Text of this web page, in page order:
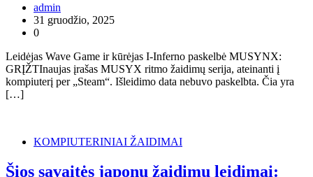
admin
31 gruodžio, 2025
0
Leidėjas Wave Game ir kūrėjas I-Inferno paskelbė MUSYNX:
GRĮŽTInaujas įrašas MUSYX ritmo žaidimų serija, ateinanti į
kompiuterį per „Steam“. Išleidimo data nebuvo paskelbta. Čia yra
[…]
KOMPIUTERINIAI ŽAIDIMAI
Šios savaitės japonų žaidimų leidimai: